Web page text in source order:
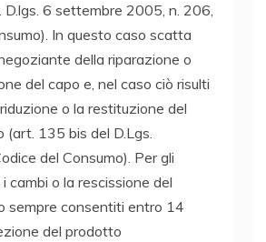
6 settembre 2005, n. 206,
In questo caso scatta
della riparazione o
del capo e, nel caso ciò risulti
o la restituzione del
(art. 135 bis del D.Lgs.
del Consumo). Per gli
cambi o la rescissione del
sempre consentiti entro 14
del prodotto